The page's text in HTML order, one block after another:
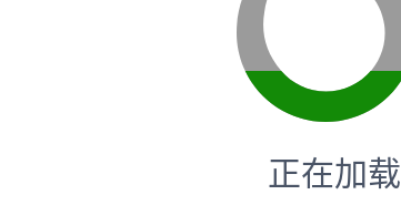
正在加载